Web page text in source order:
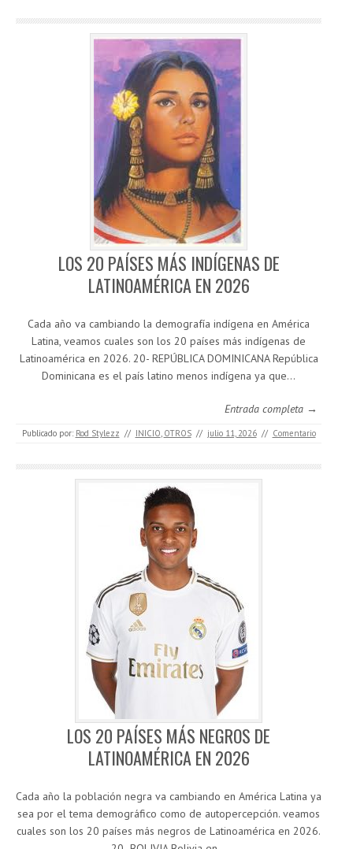
LOS 20 PAÍSES MÁS INDÍGENAS DE
LATINOAMÉRICA EN 2026
Cada año va cambiando la demografía indígena en América
Latina, veamos cuales son los 20 países más indígenas de
Latinoamérica en 2026. 20- REPÚBLICA DOMINICANA República
Dominicana es el país latino menos indígena ya que…
Entrada completa →
Publicado por: Rod Stylezz // INICIO OTROS // julio 11, 2026 // Comentario
LOS 20 PAÍSES MÁS NEGROS DE
LATINOAMÉRICA EN 2026
Cada año la población negra va cambiando en América Latina ya
sea por el tema demográfico como de autopercepción. veamos
cuales son los 20 países más negros de Latinoamérica en 2026.